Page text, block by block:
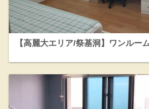
【高麗大エリア/祭基洞】ワンルー